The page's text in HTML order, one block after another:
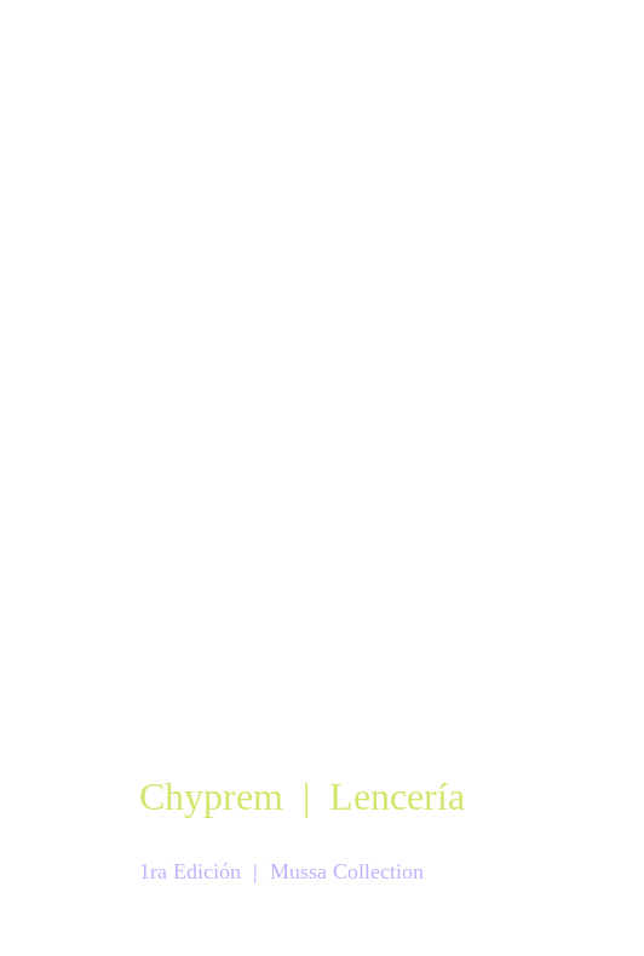
Chyprem  |  Lencería
1ra Edición  |  Mussa Collection